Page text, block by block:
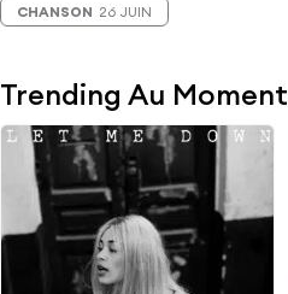
CHANSON 26 JUIN
Trending Au Moment